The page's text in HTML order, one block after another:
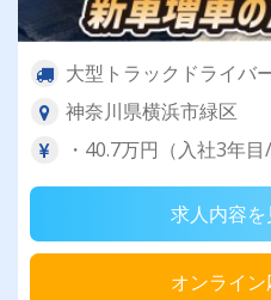
大型トラックドライバ
神奈川県横浜市緑区
・40.7万円（入社3年
求人内容を
オンライン